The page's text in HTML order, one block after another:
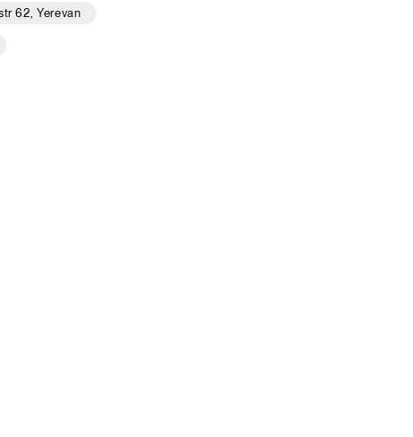
62, Yerevan